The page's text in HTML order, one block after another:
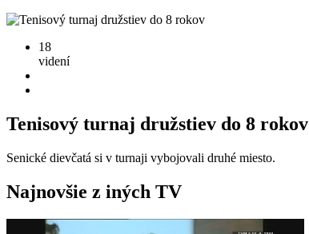
18
videní
Tenisový turnaj družstiev do 8 rokov
Senické dievčatá si v turnaji vybojovali druhé miesto.
Najnovšie z iných TV